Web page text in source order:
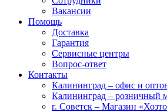
Вакансии
Помощь
Доставка
Гарантия
Сервисные центры
Вопрос-ответ
Контакты
Калининград – офис и
Калининград – розничный
г. Советск – Магазин